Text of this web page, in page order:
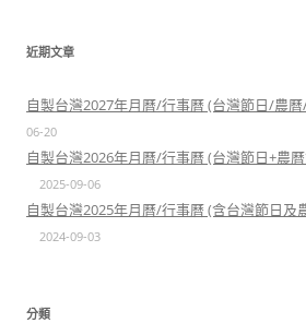
近期文章
自製台灣2027年月曆/行事曆 (台灣節日/農
06-20
自製台灣2026年月曆/行事曆 (台灣節日+農
2025-09-06
自製台灣2025年月曆/行事曆 (含台灣節日及
2024-09-03
分類